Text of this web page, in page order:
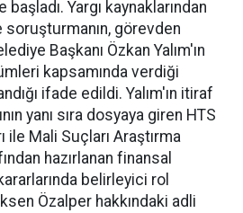
Yargı kaynaklarından
görevden
Başkanı Özkan Yalım'ın
kapsamında verdiği
ifade edildi. Yalım'ın itiraf
yanı sıra dosyaya giren HTS
ile Mali Suçları Araştırma
hazırlanan finansal
belirleyici rol
Özalper hakkındaki adli